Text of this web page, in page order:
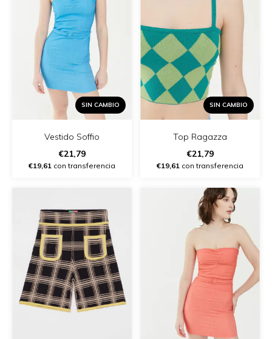
SIN CAMBIO
Vestido Soffio
€21,79
€19,61 con transferencia
SIN CAMBIO
Top Ragazza
€21,79
€19,61 con transferencia